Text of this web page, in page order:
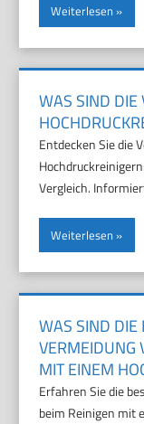
Weiterlesen
WAS SIND DIE
Entdecken Sie die
Vergleich.
Weiterlesen
WAS SIND DIE
VERMEIDUNG
MIT EINEM
Erfahren Sie die
beim Reinigen mit